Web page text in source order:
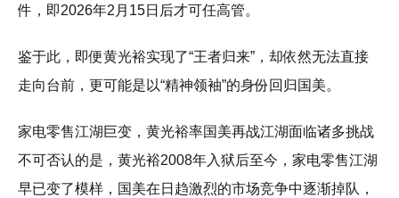
件，即2026年2月15日后才可任高管。
鉴于此，即便黄光裕实现了“王者归来”，却依然无法直接
走向台前，更可能是以“精神领袖”的身份回归国美。
家电零售江湖巨变，黄光裕率国美再战江湖面临诸多挑战
不可否认的是，黄光裕2008年入狱后至今，家电零售江湖
早已变了模样，国美在日趋激烈的市场竞争中逐渐掉队，